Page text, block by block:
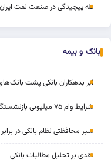
تله پیچیدگی در صنعت نفت ایران؛
بانک و بیمه
ابر بدهکاران بانکی پشت
شرایط وام ۷۵ میلیونی بازنشستگان
سپر محافظتی نظام بانکی در
نقدی بر تحلیل مطالبات بانکی